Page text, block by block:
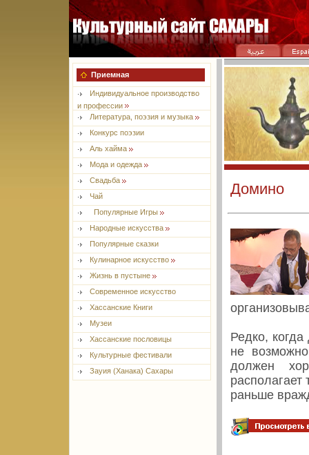
Приемная
Индивидуальное производство
и профессии
Литература, поэзия и музыка
Конкурс поэзии
Aль хайма
Мода и одежда
Свадьба
Чай
Популярные Игры
Народные искусства
Популярные сказки
Кулинарное искусство
Жизнь в пустыне
Современное искусство
Хассанские Книги
Музеи
Хассанские пословицы
Культурные фестивали
Зауия (Ханака) Сахары
Домино
Редко,
не
должен
располагает
раньше